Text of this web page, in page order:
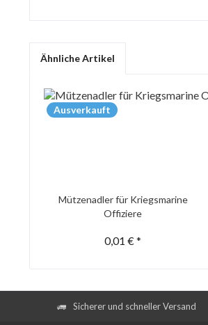
Ähnliche Artikel
Ausverkauft
Mützenadler für Kriegsmarine
Offiziere
0,01 € *
Sicherer und schneller Versand